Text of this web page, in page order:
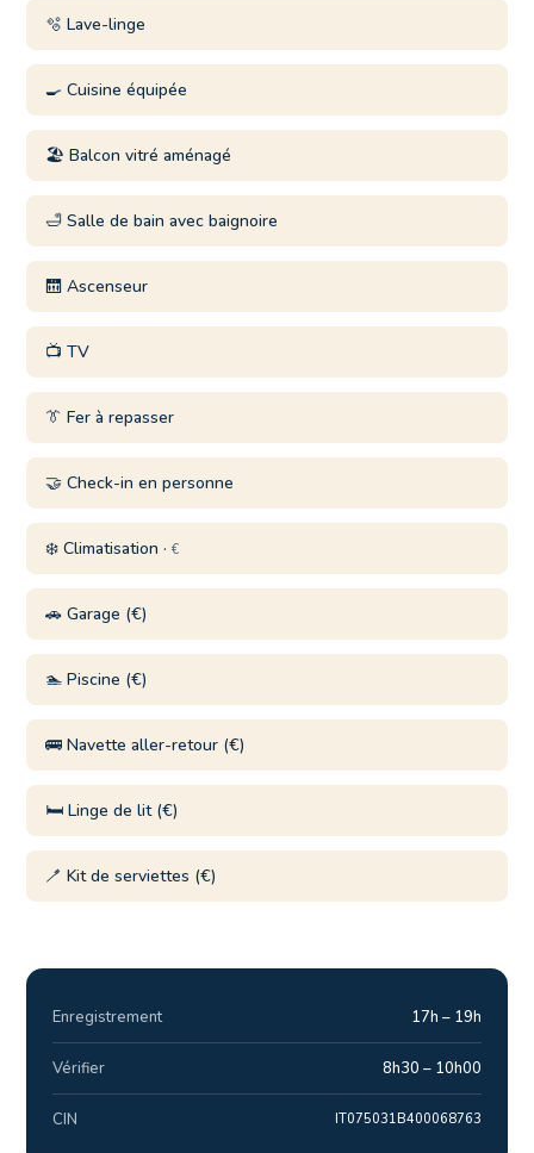
🫧 Lave-linge
🍳 Cuisine équipée
🏖️ Balcon vitré aménagé
🛁 Salle de bain avec baignoire
🛗 Ascenseur
📺 TV
👔 Fer à repasser
🤝 Check-in en personne
❄️ Climatisation ·€
🚗 Garage (€)
🏊 Piscine (€)
🚌 Navette aller-retour (€)
🛏️ Linge de lit (€)
🪥 Kit de serviettes (€)
Enregistrement 17h – 19h
Vérifier 8h30 – 10h00
CIN IT075031B400068763